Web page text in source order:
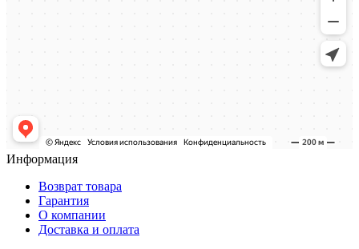
Информация
Возврат товара
Гарантия
О компании
Доставка и оплата